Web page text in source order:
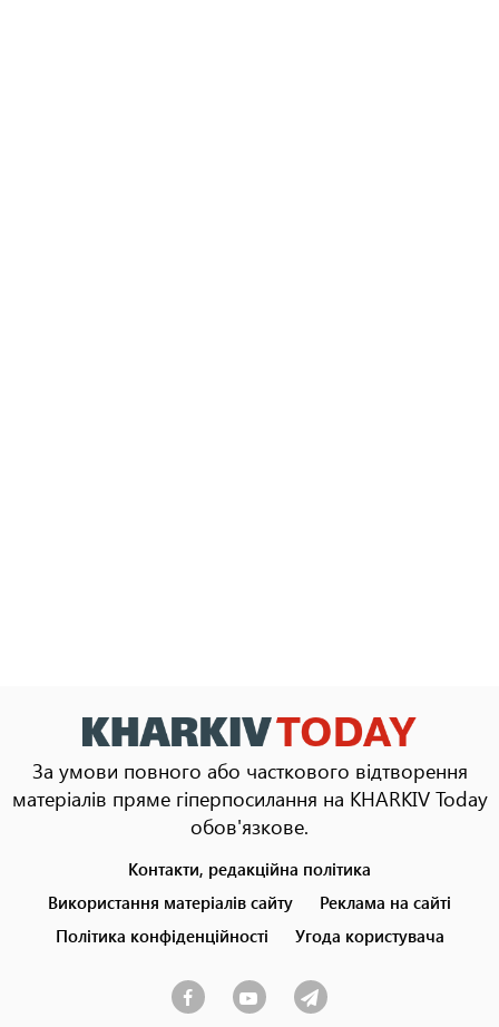
За умови повного або часткового відтворення
матеріалів пряме гіперпосилання на KHARKIV Today
обов'язкове.
menu
Контакти, редакційна політика
Використання матеріалів сайту
Реклама на сайті
Політика конфіденційності
Угода користувача